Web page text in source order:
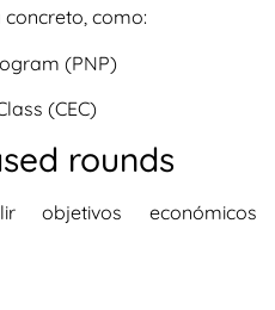
como:
(PNP)
(CEC)
rounds
objetivos económicos